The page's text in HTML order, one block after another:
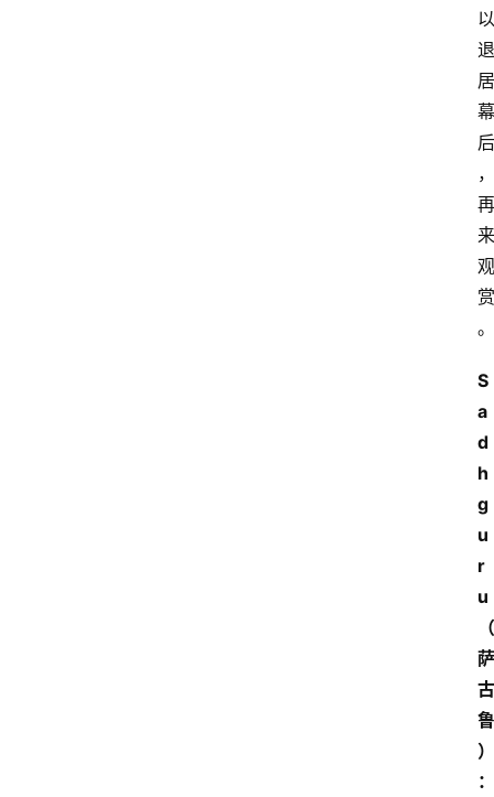
以
退
居
幕
后
，
再
来
观
赏
。
S
a
d
h
g
u
r
u
（
萨
古
鲁
）
：